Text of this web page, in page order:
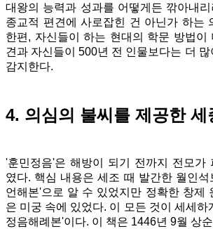
대왕의 능력과 성과를 어떻게든 깎아내
종교적 편견에 사로잡힌 건 아닌가 하는
한편, 자신들이 하는 현대의 학문 방법이
견과 자신들이 500년 전 인물보다는 더
감지한다.
4. 의심의 불씨를 제공한 세
'훈민정음'은 해방이 되기 전까지 전모가
였다. 핵심 내용은 세조 때 발간한 월인
언해본'으로 알 수 있었지만 정확한 창제
은 미궁 속에 있었다. 이 모든 것이 세세하
정음해례본'이다. 이 책은 1446년 9월 상